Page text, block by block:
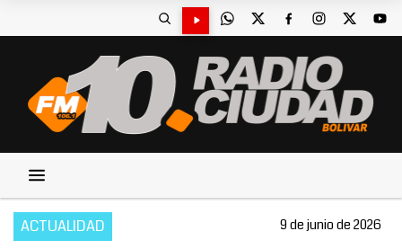
ACTUALIDAD 9 de junio de 2026